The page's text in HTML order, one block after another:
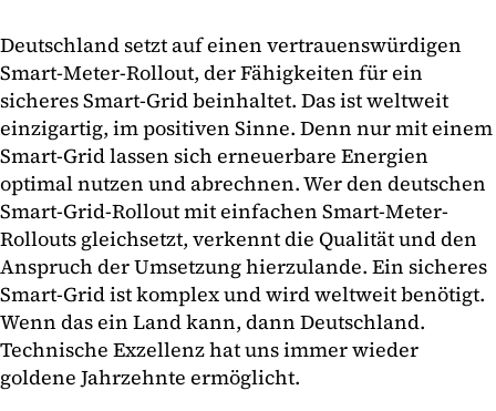
Deutschland setzt auf einen vertrauenswürdigen
Smart-Meter-Rollout, der Fähigkeiten für ein
sicheres Smart-Grid beinhaltet. Das ist weltweit
einzigartig, im positiven Sinne. Denn nur mit einem
Smart-Grid lassen sich erneuerbare Energien
optimal nutzen und abrechnen. Wer den deutschen
Smart-Grid-Rollout mit einfachen Smart-Meter-
Rollouts gleichsetzt, verkennt die Qualität und den
Anspruch der Umsetzung hierzulande. Ein sicheres
Smart-Grid ist komplex und wird weltweit benötigt.
Wenn das ein Land kann, dann Deutschland.
Technische Exzellenz hat uns immer wieder
goldene Jahrzehnte ermöglicht.